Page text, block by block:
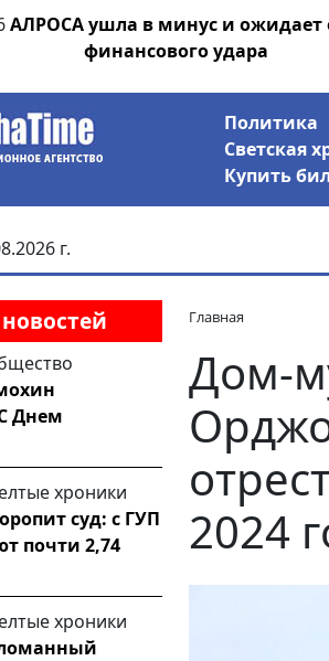
АЛРОСА ушла в минус и ожидает
финансового удара
Политика
Светская
Купить
г.
Днем
хроники
суд: с ГУП
почти 2,74
хроники
Главная
Дом-
2024